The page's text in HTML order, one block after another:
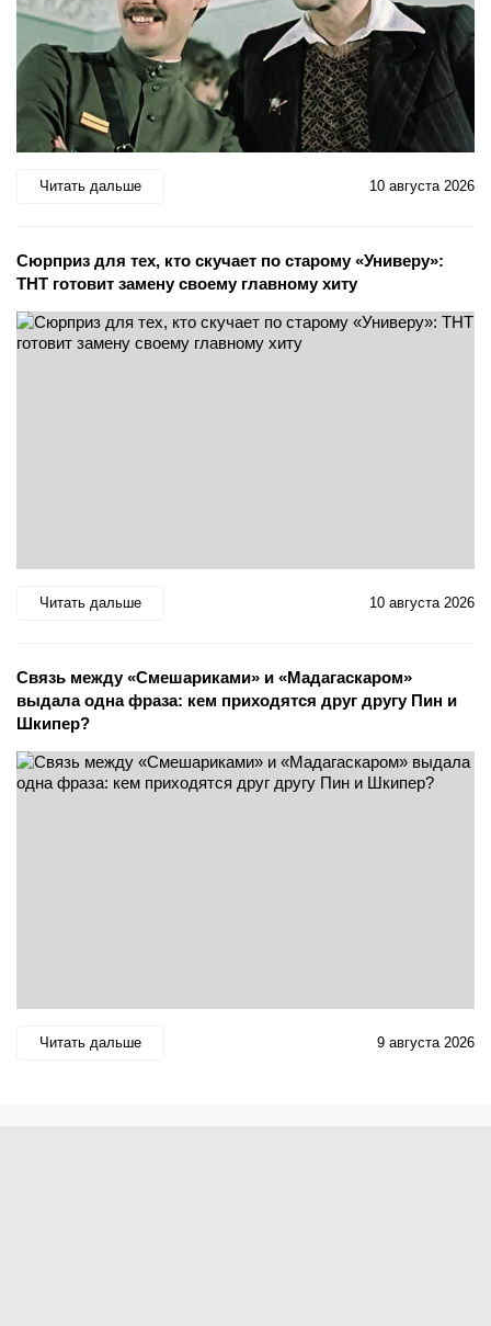
Читать дальше 10 августа 2026
Сюрприз для тех, кто скучает по старому «Универу»:
ТНТ готовит замену своему главному хиту
Читать дальше 10 августа 2026
Связь между «Смешариками» и «Мадагаскаром»
выдала одна фраза: кем приходятся друг другу Пин и
Шкипер?
Читать дальше 9 августа 2026